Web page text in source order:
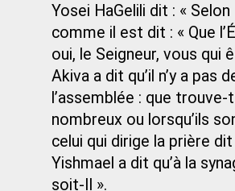
Yosei HaGelili dit : «
comme il est dit : « Que
oui, le Seigneur, vous qui
Akiva a dit qu’il n’y a
l’assemblée : que
nombreux ou lorsqu’ils
celui qui dirige la prière
Yishmael a dit qu’à la
soit-Il ».